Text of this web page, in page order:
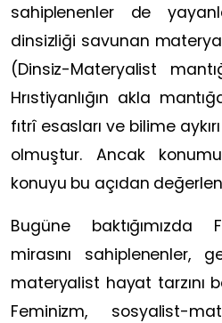
sahiplenenler de
dinsizliği savunan
(Dinsiz-Materyalist
Hrıstiyanlığın akla
fıtrî esasları ve bilime
olmuştur. Ancak
konuyu bu açıdan
Bugüne baktığımızda
mirasını sahiplenenler,
materyalist hayat tarzını
Feminizm, sosyalist-